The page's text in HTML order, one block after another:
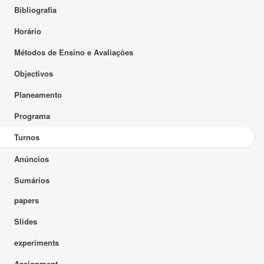
Bibliografia
Horário
Métodos de Ensino e Avaliações
Objectivos
Planeamento
Programa
Turnos
Anúncios
Sumários
papers
Slides
experiments